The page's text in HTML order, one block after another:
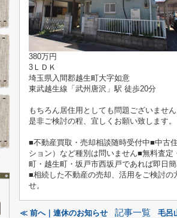
380万円
3ＬＤＫ
埼玉県入間郡越生町大字如意
東武越生線「武州唐沢」駅 徒歩20分
もちろん居住用としても問題ございません
是非ご検討の程、宜しくお願い致します。
■不動産買取・売却相談随時受付中■中古
ション）など種別は問いません■無料査定
町・越生町・坂戸市西坂戸であれば即日
■相続した不動産の売却、活用をご検討の
せ。
≪ 前へ｜連休のお知らせ 記事一覧 毛呂